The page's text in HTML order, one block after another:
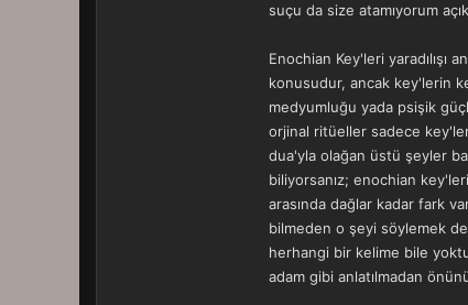
suçu da size atamıyorum
Enochian Key'leri
konusudur, ancak key'lerin
medyumluğu yada psişik
orjinal ritüeller sadece
dua'yla olağan üstü şeyler
biliyorsanız; enochian
arasında dağlar kadar fark
bilmeden o şeyi söylemek
herhangi bir kelime bile
adam gibi anlatılmadan